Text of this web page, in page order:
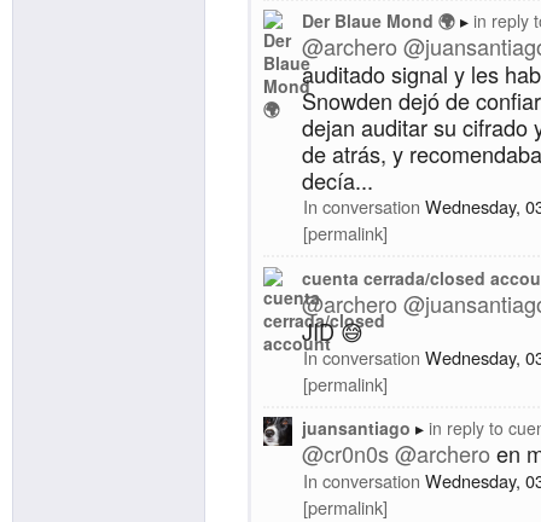
Der Blaue Mond 🌍 in reply
@archero@
auditado signal y les
Snowden dejó de
dejan auditar su cifrado
de atrás, y
decía...
In conversation Wednesday,
permalink
cuenta cerrada/closed
@archero@
JID 😅
In conversation Wednesday,
permalink
juansantiago in reply to
@cr0n0s@archeroen
In conversation Wednesday,
permalink